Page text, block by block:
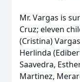
Mr. Vargas is
Cruz; eleven
(Cristina)
Herlinda
Saavedra,
Martinez,